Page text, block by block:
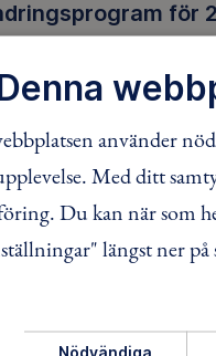
för
använder
Med ditt
Du kan när som
längst ner på
Nödvändiga